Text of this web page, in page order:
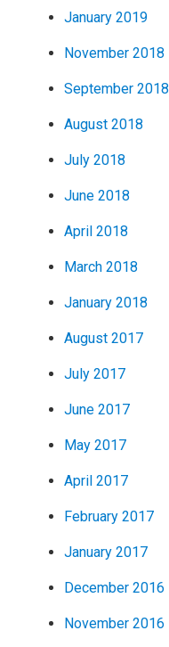
January 2019
November 2018
September 2018
August 2018
July 2018
June 2018
April 2018
March 2018
January 2018
August 2017
July 2017
June 2017
May 2017
April 2017
February 2017
January 2017
December 2016
November 2016